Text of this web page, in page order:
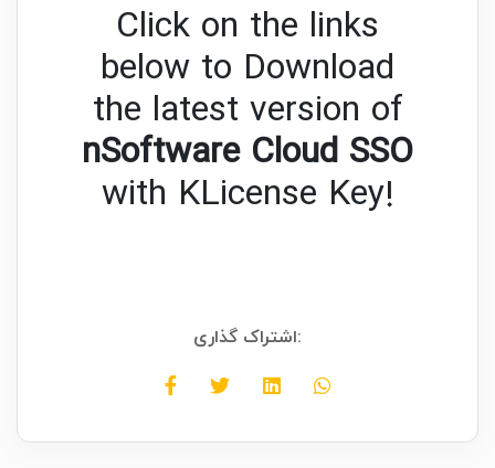
Click on the links
below to Download
the latest version of
nSoftware Cloud SSO
with KLicense Key!
اشتراک گذاری: